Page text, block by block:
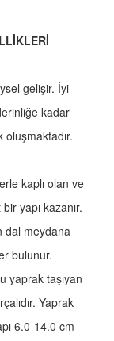
gelişir. İyi
kadar
kaplı olan ve
yapı kazanır.
dal meydana
bulunur.
yaprak taşıyan
Yaprak
6.0-14.0 cm